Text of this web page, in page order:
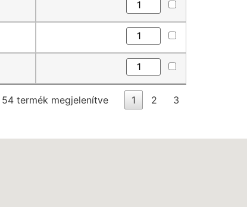
54 termék megjelenítve 1 2 3